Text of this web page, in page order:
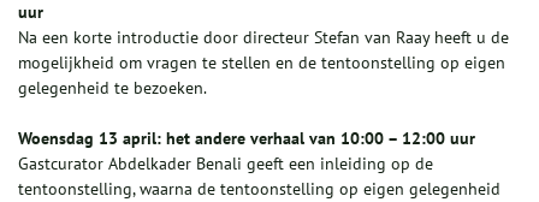
uur
Na een korte introductie door directeur Stefan van Raay heeft u de
mogelijkheid om vragen te stellen en de tentoonstelling op eigen
gelegenheid te bezoeken.
Woensdag 13 april: het andere verhaal van 10:00 – 12:00 uur
Gastcurator Abdelkader Benali geeft een inleiding op de
tentoonstelling, waarna de tentoonstelling op eigen gelegenheid